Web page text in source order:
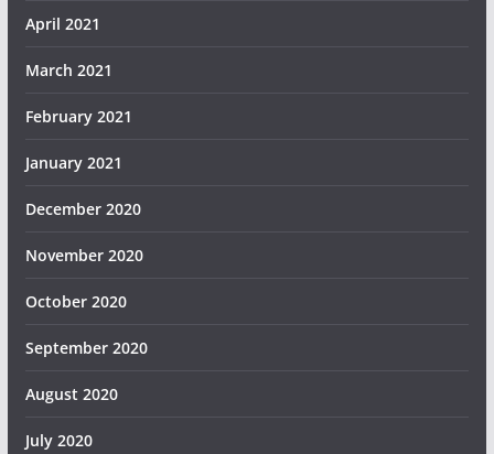
April 2021
March 2021
February 2021
January 2021
December 2020
November 2020
October 2020
September 2020
August 2020
July 2020